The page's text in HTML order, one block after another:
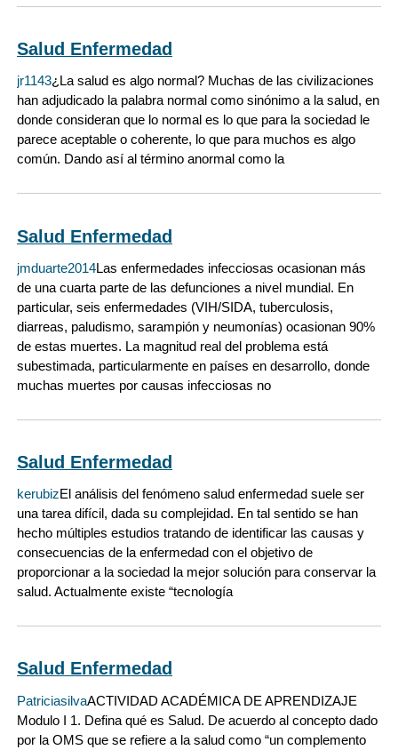
Salud Enfermedad
jr1143¿La salud es algo normal? Muchas de las civilizaciones
han adjudicado la palabra normal como sinónimo a la salud, en
donde consideran que lo normal es lo que para la sociedad le
parece aceptable o coherente, lo que para muchos es algo
común. Dando así al término anormal como la
Salud Enfermedad
jmduarte2014Las enfermedades infecciosas ocasionan más
de una cuarta parte de las defunciones a nivel mundial. En
particular, seis enfermedades (VIH/SIDA, tuberculosis,
diarreas, paludismo, sarampión y neumonías) ocasionan 90%
de estas muertes. La magnitud real del problema está
subestimada, particularmente en países en desarrollo, donde
muchas muertes por causas infecciosas no
Salud Enfermedad
kerubizEl análisis del fenómeno salud enfermedad suele ser
una tarea difícil, dada su complejidad. En tal sentido se han
hecho múltiples estudios tratando de identificar las causas y
consecuencias de la enfermedad con el objetivo de
proporcionar a la sociedad la mejor solución para conservar la
salud. Actualmente existe “tecnología
Salud Enfermedad
PatriciasilvaACTIVIDAD ACADÉMICA DE APRENDIZAJE
Modulo I 1. Defina qué es Salud. De acuerdo al concepto dado
por la OMS que se refiere a la salud como “un complemento